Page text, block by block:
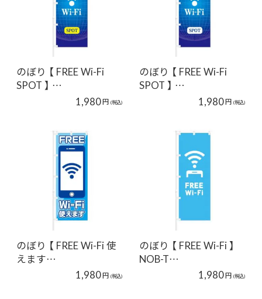
のぼり 【 FREE Wi-Fi
SPOT 】 …
1,980円 (税込)
のぼり 【 FREE Wi-Fi
SPOT 】 …
1,980円 (税込)
のぼり 【 FREE Wi-Fi 使
えます…
1,980円 (税込)
のぼり 【 FREE Wi-Fi 】
NOB-T…
1,980円 (税込)